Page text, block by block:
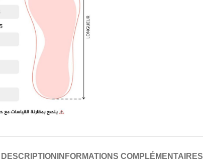
DESCRIPTION INFORMATIONS COMPLÉMENTAIRES